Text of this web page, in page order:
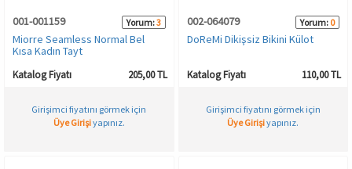
001-001159 Yorum:3
Miorre Seamless Normal Bel
Kısa Kadın Tayt
Katalog Fiyatı 205,00 TL
Girişimci fiyatını görmek için
Üye Girişiyapınız.
002-064079 Yorum: 0
DoReMi Dikişsiz Bikini Külot
Katalog Fiyatı 110,00 TL
Girişimci fiyatını görmek için
Üye Girişiyapınız.